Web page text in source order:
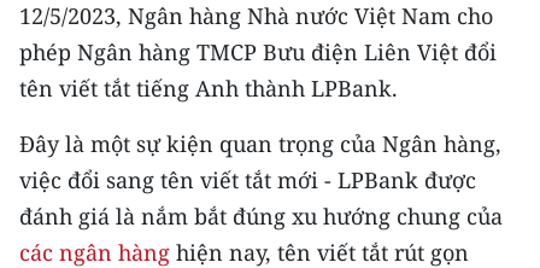
KIỂM CHỨNG THÔNG TIN
TRI THỨC CHUYÊN SÂU
54 DÂN TỘC VIỆT NAM
CHƯƠNG TRÌNH OCOP - MỖI XÃ
MỘT SẢN PHẨM
12/5/2023, Ngân hàng Nhà nước Việt Nam cho
phép Ngân hàng TMCP Bưu điện Liên Việt đổi
tên viết tắt tiếng Anh thành LPBank.
Đây là một sự kiện quan trọng của Ngân hàng,
việc đổi sang tên viết tắt mới - LPBank được
đánh giá là nắm bắt đúng xu hướng chung của
các ngân hàng hiện nay, tên viết tắt rút gọn